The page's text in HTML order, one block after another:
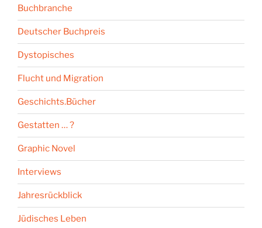
Buchbranche
Deutscher Buchpreis
Dystopisches
Flucht und Migration
Geschichts.Bücher
Gestatten … ?
Graphic Novel
Interviews
Jahresrückblick
Jüdisches Leben